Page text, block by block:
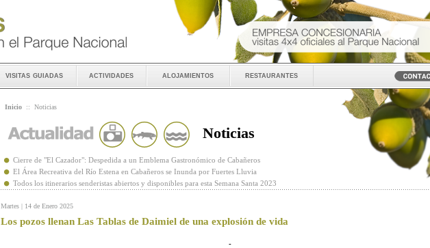
visitas guiadas actividades alojamientos restaurantes
Inicio :: Noticias
Noticias
Cierre de "El Cazador": Despedida a un Emblema Gastronómico de Cabañeros
El Área Recreativa del Río Estena en Cabañeros se Inunda por Fuertes Lluvia
Todos los itinerarios senderistas abiertos y disponibles para esta Semana Santa 2023
Martes | 14 de Enero 2025
Los pozos llenan Las Tablas de Daimiel de una explosión de vida
-